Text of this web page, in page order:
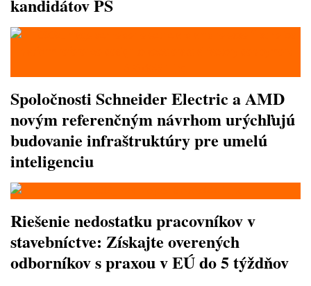
kandidátov PS
Spoločnosti Schneider Electric a AMD
novým referenčným návrhom urýchľujú
budovanie infraštruktúry pre umelú
inteligenciu
Riešenie nedostatku pracovníkov v
stavebníctve: Získajte overených
odborníkov s praxou v EÚ do 5 týždňov